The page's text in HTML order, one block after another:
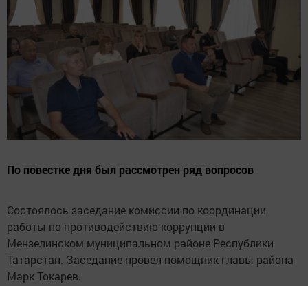
По повестке дня был рассмотрен ряд вопросов
Состоялось заседание комиссии по координации
работы по противодействию коррупции в
Мензелинском муниципальном районе Республики
Татарстан. Заседание провел помощник главы района
Марк Токарев.